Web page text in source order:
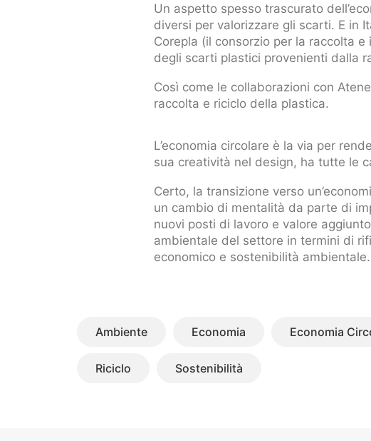
Un aspetto spesso trascurato
diversi per valorizzare gli scarti. E in
Corepla (il consorzio per la raccolta
degli scarti plastici provenienti dalla
Così come le collaborazioni con
raccolta e riciclo della plastica.
L’economia circolare è la via per
sua creatività nel design, ha tutte le
Certo, la transizione verso
un cambio di mentalità da parte di
nuovi posti di lavoro e valore
ambientale del settore in termini di
economico e sostenibilità ambientale.
Ambiente Economia Economia
Riciclo Sostenibilità